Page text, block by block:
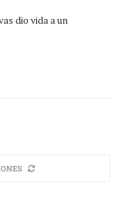
dio vida a un